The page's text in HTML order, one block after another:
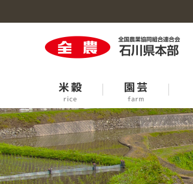
米穀のトップへ
石川の大豆
園芸のトップへ
青果市場臨時休開市日程
牛の個体識別情報検索サービス
生活・生産資材のトップへ
中古農機お取引条件
事業概要のトップへ